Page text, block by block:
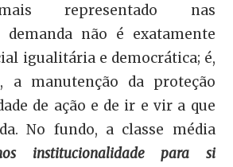
representado nas
demanda não é exatamente
igualitária e democrática; é,
a manutenção da proteção
de ação e de ir e vir a que
No fundo, a classe média
institucionalidade para si